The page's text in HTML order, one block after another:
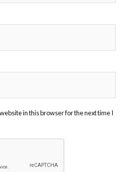
in this browser for the next time I